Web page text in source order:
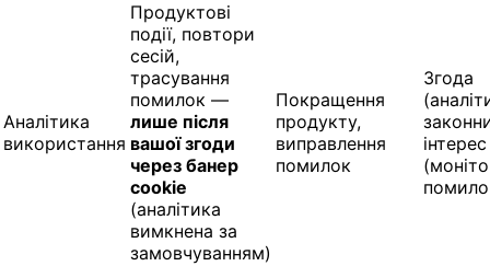
Аналітика
використання
Продуктові
події, повтори
сесій,
трасування
помилок —
лише після
вашої згоди
через банер
cookie
(аналітика
вимкнена за
замовчуванням)
Покращення
продукту,
виправлення
помилок
Згода
інтерес